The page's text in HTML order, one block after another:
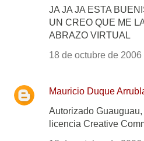
JA JA JA ESTA
UN CREO QUE ME
ABRAZO VIRTUAL
18 de octubre de 2006
Mauricio Duque
Autorizado
licencia Creative